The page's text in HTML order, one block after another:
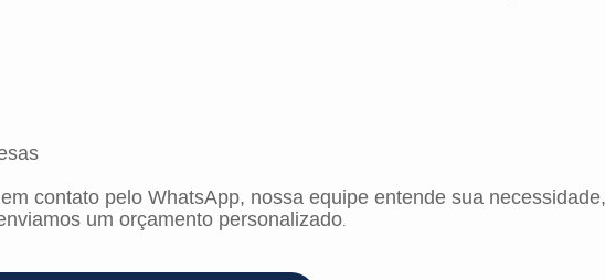
contato pelo WhatsApp, nossa equipe entende sua necessidade,
um orçamento personalizado.